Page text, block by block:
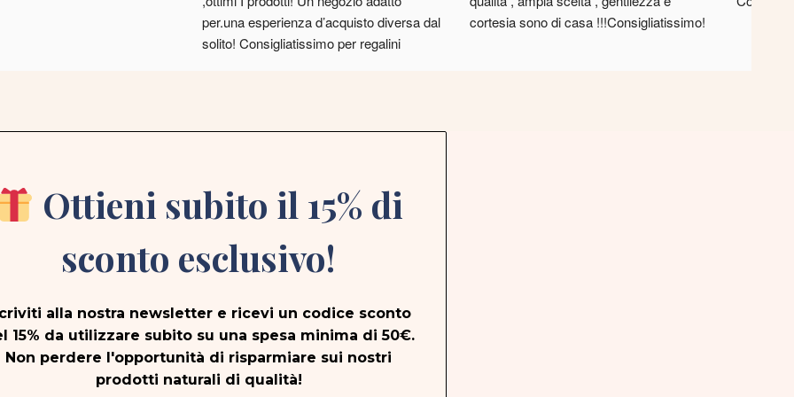
per.una esperienza d’acquisto diversa dal
solito! Consigliatissimo per regalini
cortesia sono di casa !!!Consigliatissimo!
Ottieni subito il 15% di
sconto esclusivo!
alla nostra newsletter e ricevi un codice sconto
15% da utilizzare subito su una spesa minima di 50€.
Non perdere l'opportunità di risparmiare sui nostri
prodotti naturali di qualità!